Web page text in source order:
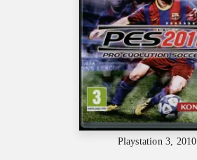
Playstation 3, 2010